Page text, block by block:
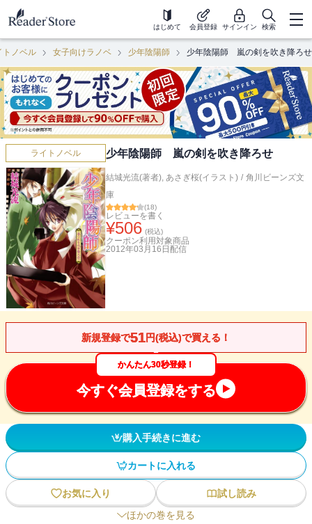
はじめて 会員登録 サインイン 検索
トノベル 女子向けラノベ 少年陰陽師 少年陰陽師 嵐の剣を吹き降ろせ
ライトノベル 少年陰陽師 嵐の剣を吹き降ろせ
結城光流(著者), あさぎ桜(イラスト) / 角川ビーンズ文
庫
(18)
レビューを書く
¥506 (税込)
クーポン利用対象商品
2012年03月16日 配信
新規登録で51円(税込)で買える！
かんたん30秒登録！
今すぐ会員登録をする
購入手続きに進む
カートに入れる
お気に入り
試し読み
ほかの巻を見る